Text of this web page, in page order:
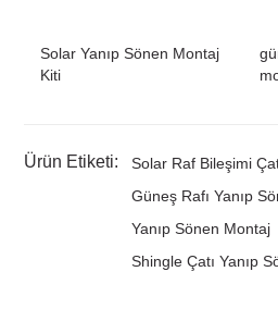
Solar Yanıp Sönen Montaj
Kiti
Ürün Etiketi:
Solar Raf Bileşimi
Güneş Rafı Yanıp
Yanıp Sönen Montaj
Shingle Çatı Yanıp